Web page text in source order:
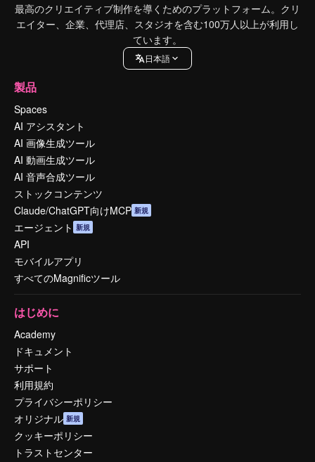
最高のクリエイティブ制作を導くためのプラットフォーム。クリ
エイター、企業、代理店、スタジオを含む100万人以上が利用し
ています。
日本語
製品
Spaces
AI アシスタント
AI 画像生成ツール
AI 動画生成ツール
AI 音声合成ツール
ストックコンテンツ
Claude/ChatGPT向けMCP 新規
エージェント 新規
API
モバイルアプリ
すべてのMagnificツール
はじめに
Academy
ドキュメント
サポート
利用規約
プライバシーポリシー
オリジナル 新規
クッキーポリシー
トラストセンター